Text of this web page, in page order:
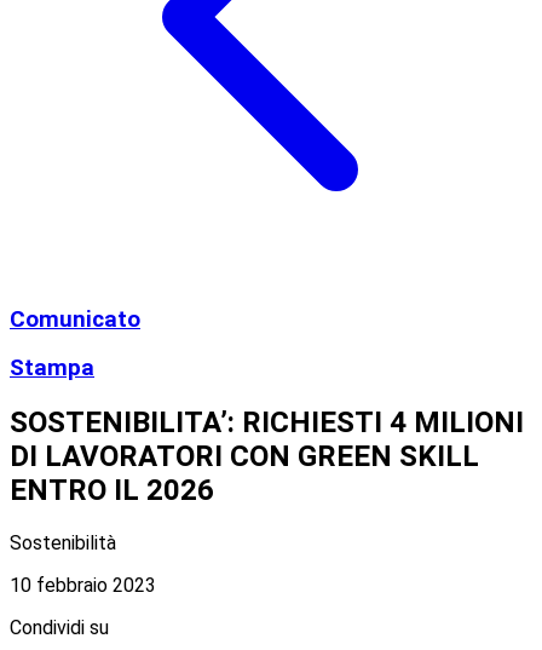
Comunicato
Stampa
SOSTENIBILITA’: RICHIESTI 4 MILIONI
DI LAVORATORI CON GREEN SKILL
ENTRO IL 2026
Sostenibilità
10 febbraio 2023
Condividi su